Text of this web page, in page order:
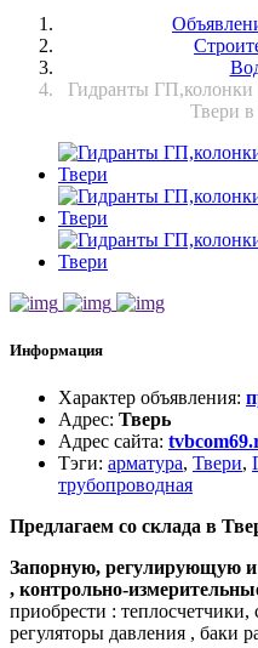
Гидранты ГП,колонки
Твери в
Информация
Характер объявления:
Адрес: Тверь
Адрес сайта:
Тэги: арматура, Твери,
трубопроводная
Предлагаем со склада в
Запорную, регулирующую и
, контрольно-
приобрести :
регуляторы давления , баки